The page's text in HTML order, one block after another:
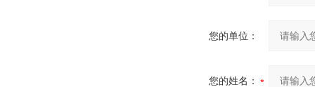
您的单位：
您的姓名：